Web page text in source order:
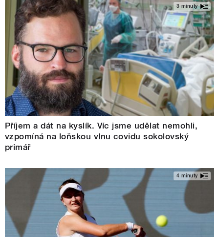
3 minuty
Příjem a dát na kyslík. Víc jsme udělat nemohli,
vzpomíná na loňskou vlnu covidu sokolovský
primář
4 minuty